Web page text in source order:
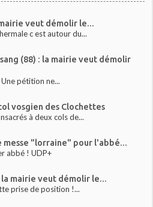
veut démolir le...
c est autour du...
(88) : la mairie veut démolir
pétition ne...
vosgien des Clochettes
à deux cols de...
messe "lorraine" pour l'abbé...
abbé ! UDP+
la mairie veut démolir le...
prise de position !...